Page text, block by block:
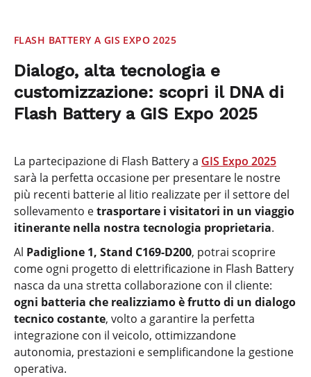
FLASH BATTERY A GIS EXPO 2025
Dialogo, alta tecnologia e
customizzazione: scopri il DNA di
Flash Battery a GIS Expo 2025
La partecipazione di Flash Battery a GIS Expo 2025
sarà la perfetta occasione per presentare le nostre
più recenti batterie al litio realizzate per il settore del
sollevamento etrasportare i visitatori in un viaggio
itinerante nella nostra tecnologia proprietaria.
Al Padiglione 1, Stand C169-D200, potrai scoprire
come ogni progetto di elettrificazione in Flash Battery
nasca da una stretta collaborazione con il cliente:
ogni batteria che realizziamo è frutto di un dialogo
tecnico costante, volto a garantire la perfetta
integrazione con il veicolo, ottimizzandone
autonomia, prestazioni e semplificandone la gestione
operativa.